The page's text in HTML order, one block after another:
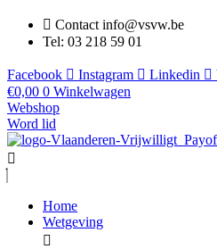
Contact info@vsvw.be
Tel: 03 218 59 01
Facebook Instagram Linkedin
€0,00 0 Winkelwagen
Webshop
Word lid
Home
Wetgeving